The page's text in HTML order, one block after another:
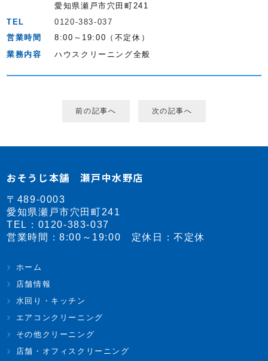
愛知県瀬戸市穴田町241
TEL
0120-383-037
営業時間
8:00～19:00（不定休）
業務内容
ハウスクリーニング全般
前の記事へ 次の記事へ
おそうじ本舗 瀬戸中水野店
〒489-0003
愛知県瀬戸市穴田町241
TEL： 0120-383-037
営業時間：8:00～19:00 定休日：不定休
ホーム
店舗情報
水回り・キッチン
エアコンクリーニング
その他クリーニング
店舗・オフィスクリーニング